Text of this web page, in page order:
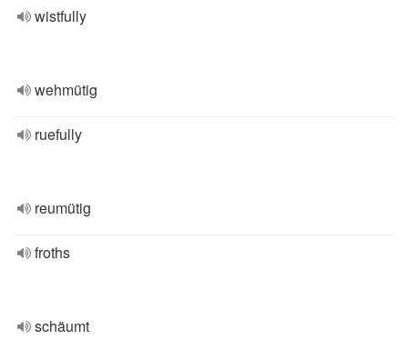
wistfully
wehmütig
ruefully
reumütig
froths
schäumt